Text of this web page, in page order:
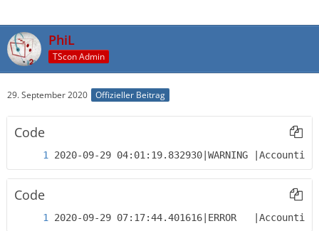
PhiL
TScon Admin
29. September 2020 Offizieller Beitrag
Code
2020-09-29 04:01:19.832930|WARNING
Code
2020-09-29 07:17:44.401616|ERROR